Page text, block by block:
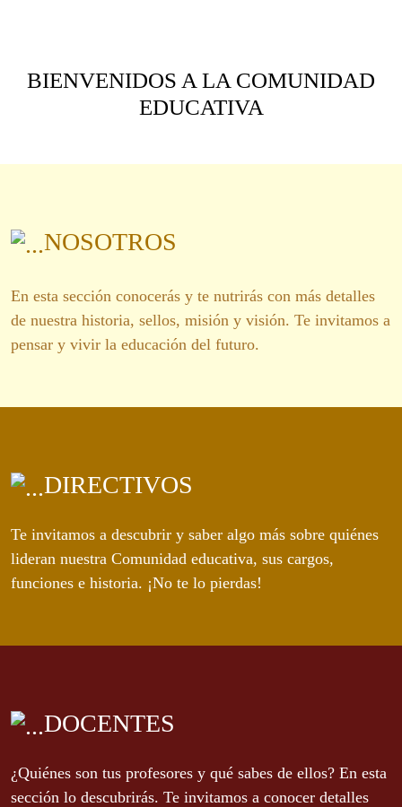
BIENVENIDOS A LA COMUNIDAD
EDUCATIVA
NOSOTROS
En esta sección conocerás y te nutrirás con más detalles
de nuestra historia, sellos, misión y visión. Te invitamos a
pensar y vivir la educación del futuro.
DIRECTIVOS
Te invitamos a descubrir y saber algo más sobre quiénes
lideran nuestra Comunidad educativa, sus cargos,
funciones e historia. ¡No te lo pierdas!
DOCENTES
¿Quiénes son tus profesores y qué sabes de ellos? En esta
sección lo descubrirás. Te invitamos a conocer detalles